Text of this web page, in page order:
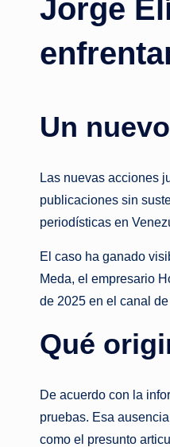
Jorge
Un
Las nuevas acciones
publicaciones sin
periodísticas en
El caso ha ganado
Meda, el empresario
de 2025 en el canal
Qué
De acuerdo con la
pruebas. Esa
como el presunto